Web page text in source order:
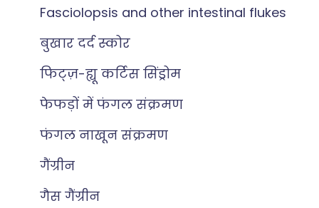
Fasciolopsis and other intestinal flukes
बुखार दर्द स्कोर
फिट्ज़-ह्यू कर्टिस सिंड्रोम
फेफड़ों में फंगल संक्रमण
फंगल नाखून संक्रमण
गैंग्रीन
गैस गैंग्रीन